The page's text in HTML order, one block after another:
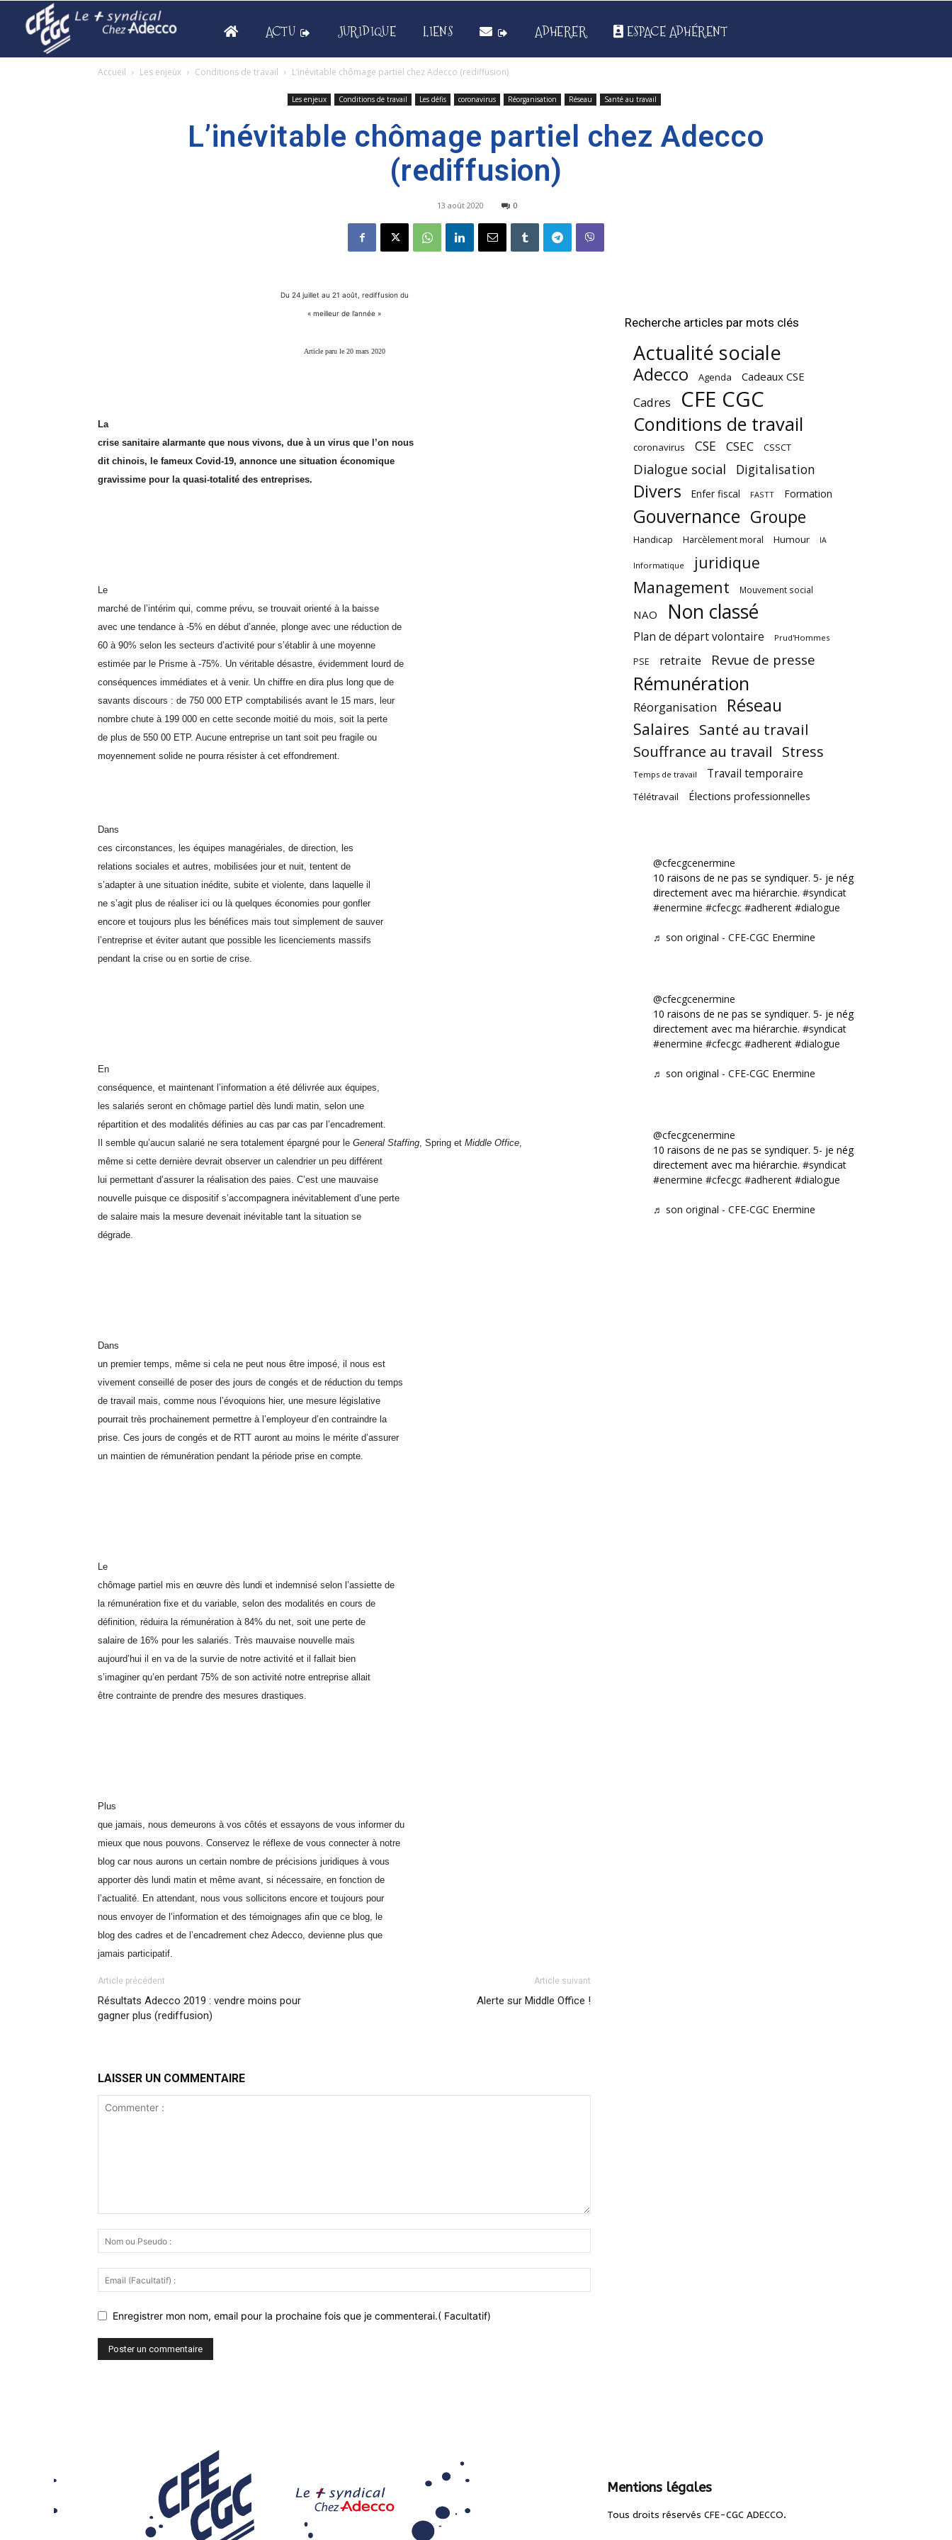
ACTU JURIDIQUE LIENS ADHERER ESPACE ADHÉRENT
Accueil Les enjeux Conditions de travail L’inévitable chômage partiel chez Adecco (rediffusion)
Les enjeux Conditions de travail Les défis coronavirus Réorganisation Réseau Santé au travail
L’inévitable chômage partiel chez Adecco
(rediffusion)
13 août 2020 0
Du 24 juillet au 21 août, rediffusion du
« meilleur de l’année »
Article paru le 20 mars 2020
La
crise sanitaire alarmante que nous vivons, due à un virus que l’on nous
dit chinois, le fameux Covid-19, annonce une situation économique
gravissime pour la quasi-totalité des entreprises.
Le
marché de l’intérim qui, comme prévu, se trouvait orienté à la baisse
avec une tendance à -5% en début d’année, plonge avec une réduction de
60 à 90% selon les secteurs d’activité pour s’établir à une moyenne
estimée par le Prisme à -75%. Un véritable désastre, évidemment lourd de
conséquences immédiates et à venir. Un chiffre en dira plus long que de
savants discours : de 750 000 ETP comptabilisés avant le 15 mars, leur
nombre chute à 199 000 en cette seconde moitié du mois, soit la perte
de plus de 550 00 ETP. Aucune entreprise un tant soit peu fragile ou
moyennement solide ne pourra résister à cet effondrement.
Dans
ces circonstances, les équipes managériales, de direction, les
relations sociales et autres, mobilisées jour et nuit, tentent de
s’adapter à une situation inédite, subite et violente, dans laquelle il
ne s’agit plus de réaliser ici ou là quelques économies pour gonfler
encore et toujours plus les bénéfices mais tout simplement de sauver
l’entreprise et éviter autant que possible les licenciements massifs
pendant la crise ou en sortie de crise.
En
conséquence, et maintenant l’information a été délivrée aux équipes,
les salariés seront en chômage partiel dès lundi matin, selon une
répartition et des modalités définies au cas par cas par l’encadrement.
Il semble qu’aucun salarié ne sera totalement épargné pour le General Staffing, Spring et Middle Office,
même si cette dernière devrait observer un calendrier un peu différent
lui permettant d’assurer la réalisation des paies. C’est une mauvaise
nouvelle puisque ce dispositif s’accompagnera inévitablement d’une perte
de salaire mais la mesure devenait inévitable tant la situation se
dégrade.
Dans
un premier temps, même si cela ne peut nous être imposé, il nous est
vivement conseillé de poser des jours de congés et de réduction du temps
de travail mais, comme nous l’évoquions hier, une mesure législative
pourrait très prochainement permettre à l’employeur d’en contraindre la
prise. Ces jours de congés et de RTT auront au moins le mérite d’assurer
un maintien de rémunération pendant la période prise en compte.
Le
chômage partiel mis en œuvre dès lundi et indemnisé selon l’assiette de
la rémunération fixe et du variable, selon des modalités en cours de
définition, réduira la rémunération à 84% du net, soit une perte de
salaire de 16% pour les salariés. Très mauvaise nouvelle mais
aujourd’hui il en va de la survie de notre activité et il fallait bien
s’imaginer qu’en perdant 75% de son activité notre entreprise allait
être contrainte de prendre des mesures drastiques.
Plus
que jamais, nous demeurons à vos côtés et essayons de vous informer du
mieux que nous pouvons. Conservez le réflexe de vous connecter à notre
blog car nous aurons un certain nombre de précisions juridiques à vous
apporter dès lundi matin et même avant, si nécessaire, en fonction de
l’actualité. En attendant, nous vous sollicitons encore et toujours pour
nous envoyer de l’information et des témoignages afin que ce blog, le
blog des cadres et de l’encadrement chez Adecco, devienne plus que
jamais participatif.
Article précédent
Résultats Adecco 2019 : vendre moins pour
gagner plus (rediffusion)
Article suivant
Alerte sur Middle Office !
LAISSER UN COMMENTAIRE
Enregistrer mon nom, email pour la prochaine fois que je commenterai.( Facultatif)
Recherche articles par mots clés
Actualité sociale
Adecco Agenda Cadeaux CSE
Cadres CFE CGC
Conditions de travail
coronavirus CSE CSEC CSSCT
Dialogue social Digitalisation
Divers Enfer fiscal FASTT Formation
Gouvernance Groupe
Handicap Harcèlement moral Humour IA
Informatique
juridique
Management
Mouvement social
NAO Non classé
Plan de départ volontaire Prud'Hommes
PSE retraite Revue de presse
Rémunération
Réorganisation Réseau
Salaires Santé au travail
Souffrance au travail Stress
Temps de travail Travail temporaire
Télétravail Élections professionnelles
@cfecgcenermine
10 raisons de ne pas se syndiquer. 5- je négocie
directement avec ma hiérarchie. #syndicat
#enermine #cfecgc #adherent #dialogue
♬ son original - CFE-CGC Enermine
@cfecgcenermine
10 raisons de ne pas se syndiquer. 5- je négocie
directement avec ma hiérarchie. #syndicat
#enermine #cfecgc #adherent #dialogue
♬ son original - CFE-CGC Enermine
@cfecgcenermine
10 raisons de ne pas se syndiquer. 5- je négocie
directement avec ma hiérarchie. #syndicat
#enermine #cfecgc #adherent #dialogue
♬ son original - CFE-CGC Enermine
Mentions légales
Tous droits réservés CFE-CGC ADECCO.